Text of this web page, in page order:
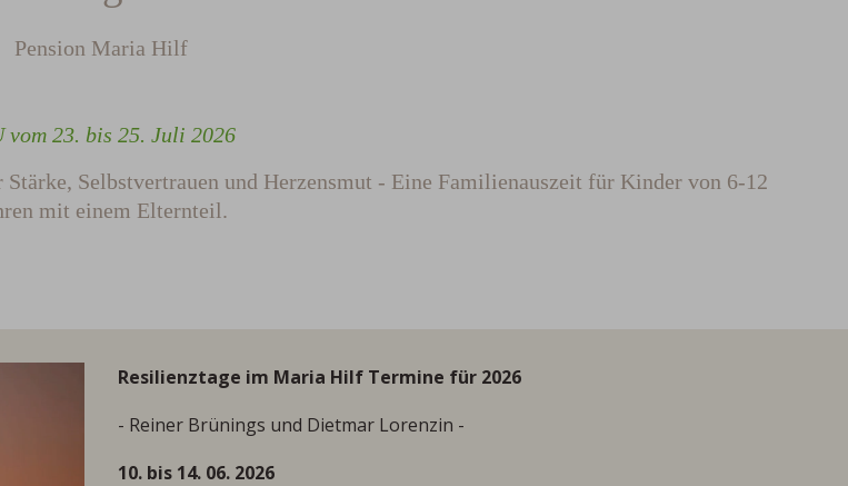
Pension Maria Hilf
vom 23. bis 25. Juli 2026
Selbstvertrauen und Herzensmut - Eine Familienauszeit für Kinder von 6-12
mit einem Elternteil.
Resilienztage im Maria Hilf Termine für 2026
- Reiner Brünings und Dietmar Lorenzin -
10. bis 14. 06. 2026